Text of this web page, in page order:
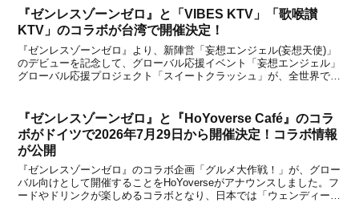
『ゼンレスゾーンゼロ』と「VIBES KTV」「歌喉讃
KTV」のコラボが台湾で開催決定！
『ゼンレスゾーンゼロ』より、新陣営「妄想エンジェル(妄想天使)」
のデビューを記念して、グローバル応援イベント「妄想エンジェル」
グローバル応援プロジェクト「スイートクラッシュ」が、全世界で順
『ゼンレスゾーンゼロ』と『HoYoverse Café』のコラ
ボがドイツで2026年7月29日から開催決定！コラボ情報
が公開
『ゼンレスゾーンゼロ』のコラボ企画「グルメ大作戦！」が、グロー
バル向けとして開催することをHoYoverseがアナウンスしました。フ
ードやドリンクが楽しめるコラボとなり、日本では「ウェンディー